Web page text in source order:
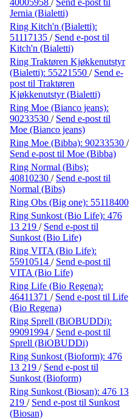
Jernia (Bialetti)
Ring Kitch'n (Bialetti):
51117135 / Send e-post til
Kitch'n (Bialetti)
Ring Traktøren Kjøkkenutstyr
(Bialetti): 55221550 / Send e-
post til Traktøren
Kjøkkenutstyr (Bialetti)
Ring Moe (Bianco jeans):
90233530 / Send e-post til
Moe (Bianco jeans)
Ring Moe (Bibba): 90233530 /
Send e-post til Moe (Bibba)
Ring Normal (Bibs):
40810230 / Send e-post til
Normal (Bibs)
Ring Obs (Big one): 55118400
Ring Sunkost (Bio Life): 476
13 219 / Send e-post til
Sunkost (Bio Life)
Ring VITA (Bio Life):
55910514 / Send e-post til
VITA (Bio Life)
Ring Life (Bio Regena):
46411371 / Send e-post til Life
(Bio Regena)
Ring Sprell (BiOBUDDi):
99091994 / Send e-post til
Sprell (BiOBUDDi)
Ring Sunkost (Bioform): 476
13 219 / Send e-post til
Sunkost (Bioform)
Ring Sunkost (Biosan): 476 13
219 / Send e-post til Sunkost
(Biosan)